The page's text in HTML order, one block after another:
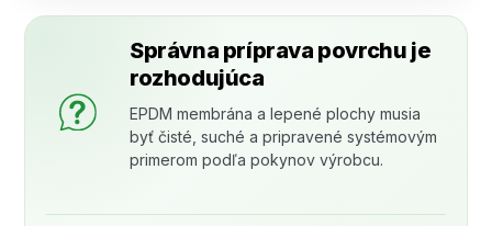
Správna príprava povrchu je
rozhodujúca
EPDM membrána a lepené plochy musia
byť čisté, suché a pripravené systémovým
primerom podľa pokynov výrobcu.